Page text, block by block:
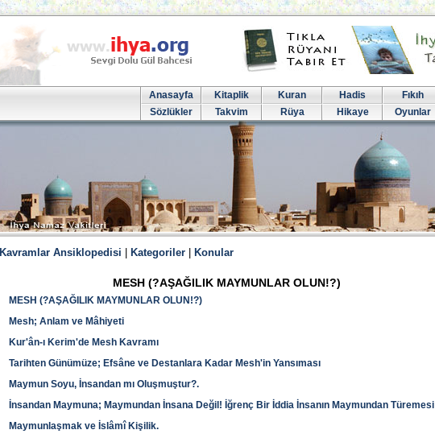
Anasayfa Kitaplik Kuran Hadis Fıkıh
Sözlükler
Takvim Rüya Hikaye Oyunlar
Kavramlar Ansiklopedisi Kategoriler Konular
MESH (?AŞAĞILIK MAYMUNLAR OLUN!?)
MESH (?AŞAĞILIK MAYMUNLAR OLUN!?)
Mesh; Anlam ve Mâhiyeti
Kur'ân-ı Kerim'de Mesh Kavramı
Tarihten Günümüze; Efsâne ve Destanlara Kadar Mesh'in Yansıması
Maymun Soyu, İnsandan mı Oluşmuştur?.
İnsandan Maymuna; Maymundan İnsana Değil! İğrenç Bir İddia İnsanın Maymundan Türemesi
Maymunlaşmak ve İslâmî Kişilik.